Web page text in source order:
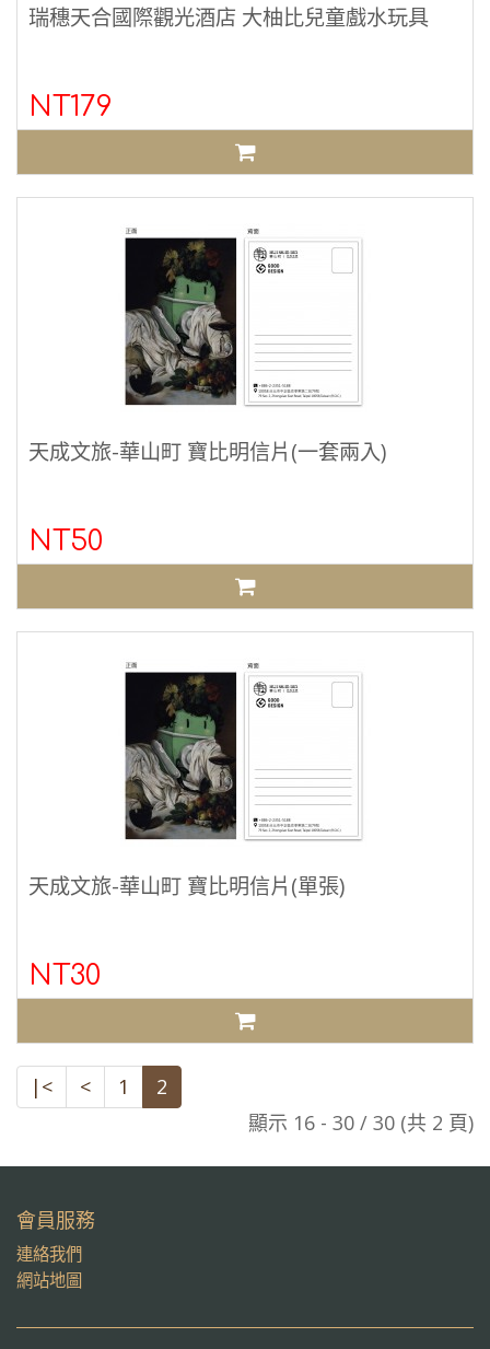
瑞穗天合國際觀光酒店 大柚比兒童戲水玩具
NT179
天成文旅-華山町 寶比明信片(一套兩入)
NT50
天成文旅-華山町 寶比明信片(單張)
NT30
|< < 1
2
顯示 16 - 30 / 30 (共 2 頁)
會員服務
連絡我們
網站地圖